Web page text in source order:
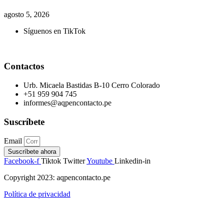
agosto 5, 2026
Síguenos en TikTok
Contactos
Urb. Micaela Bastidas B-10 Cerro Colorado
+51 959 904 745
informes@aqpencontacto.pe
Suscríbete
Email
Suscríbete ahora
Facebook-f Tiktok TwitterYoutube Linkedin-in
Copyright 2023: aqpencontacto.pe
Política de privacidad